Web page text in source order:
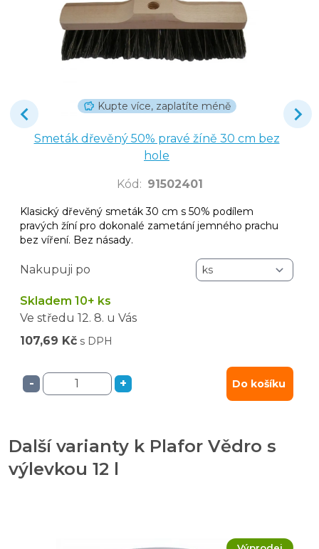
Kupte více, zaplatíte méně
Smeták dřevěný 50% pravé žíně 30 cm bez
hole
Kód : 91502401
Klasický dřevěný smeták 30 cm s 50% podílem
pravých žíní pro dokonalé zametání jemného prachu
bez víření. Bez násady.
Nakupuji po
Skladem 10+ ks
Ve středu 12. 8. u Vás
107,69 Kč s DPH
- + Do košíku
Další varianty k Plafor Vědro s
výlevkou 12 l